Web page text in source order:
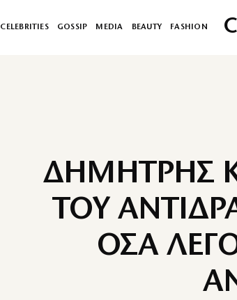
CELEBRITIES GOSSIP MEDIA BEAUTY FASHION
ΔΗΜΗΤΡΗΣ
ΤΟΥ
ΟΣΑ